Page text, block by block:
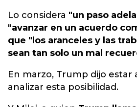
Lo considera "un paso
"avanzar en un acuerdo
que "los aranceles y las
sean tan solo un mal
En marzo, Trump dijo estar
analizar esta posibilidad.